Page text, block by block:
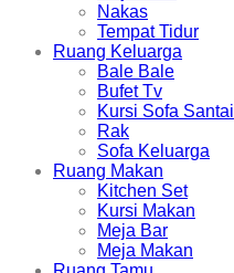
Nakas
Tempat Tidur
Ruang Keluarga
Bale Bale
Bufet Tv
Kursi Sofa Santai
Rak
Sofa Keluarga
Ruang Makan
Kitchen Set
Kursi Makan
Meja Bar
Meja Makan